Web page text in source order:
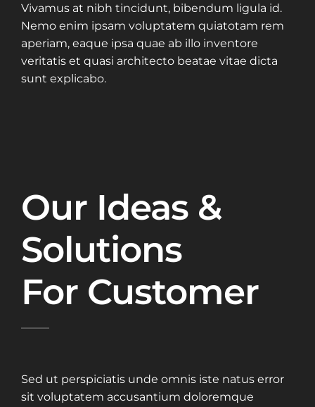
Vivamus at nibh tincidunt, bibendum ligula id.
Nemo enim ipsam voluptatem quiatotam rem
aperiam, eaque ipsa quae ab illo inventore
veritatis et quasi architecto beatae vitae dicta
sunt explicabo.
Our Ideas &
Solutions
For Customer
Sed ut perspiciatis unde omnis iste natus error
sit voluptatem accusantium doloremque